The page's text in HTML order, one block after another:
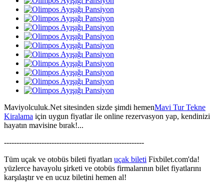
Maviyolculuk.Net sitesinden sizde şimdi hemenMavi Tur Tekne
Kiralama için uygun fiyatlar ile online rezervasyon yap, kendinizi
hayatın mavisine bırak!...
--------------------------------------------------------
Tüm uçak ve otobüs bileti fiyatları uçak bileti Fixbilet.com'da!
yüzlerce havayolu şirketi ve otobüs firmalarının bilet fiyatlarını
karşılaştır ve en ucuz biletini hemen al!